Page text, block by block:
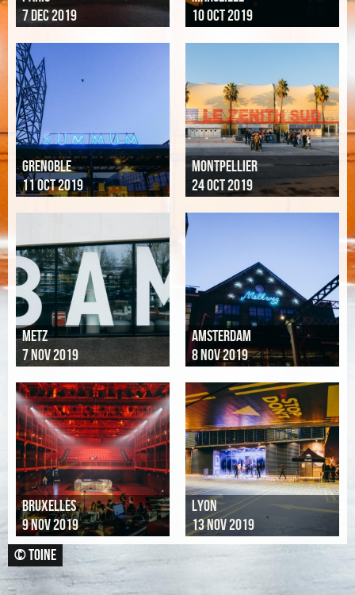
7 DEC 2019
10 OCT 2019
GRENOBLE
11 OCT 2019
MONTPELLIER
24 OCT 2019
METZ
7 NOV 2019
AMSTERDAM
8 NOV 2019
BRUXELLES
9 NOV 2019
LYON
13 NOV 2019
© TOINE